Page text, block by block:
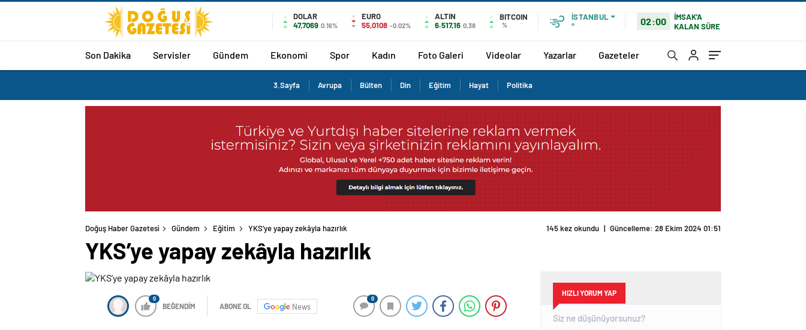
DOLAR
47,7069 0.16%
EURO
55,0108 -0.02%
ALTIN
6.517,16 0,38
BITCOIN
%
İSTANBUL
°
02:00
İMSAK'A
KALAN SÜRE
Son Dakika Servisler Gündem Ekonomi Spor Kadın Foto Galeri Videolar Yazarlar Gazeteler
3.Sayfa Avrupa Bülten Din Eğitim Hayat Politika
Doğuş Haber Gazetesi Gündem Eğitim YKS’ye yapay zekâyla hazırlık 145 kez okundu | Güncelleme: 28 Ekim 2024 01:51
YKS’ye yapay zekâyla hazırlık
0
BEĞENDİM ABONE OL News
0
HIZLI YORUM YAP